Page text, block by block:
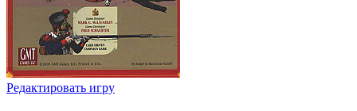
Редактировать игру